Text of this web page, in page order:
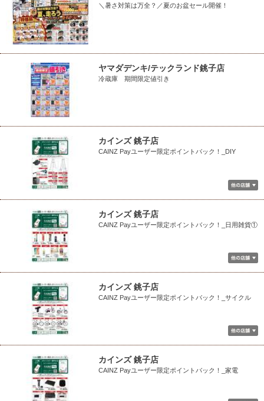
＼暑さ対策は万全？／夏のお盆セール開催！
ヤマダデンキ/テックランド銚子店
冷蔵庫 期間限定値引き
カインズ 銚子店
CAINZ Payユーザー限定ポイントバック！_DIY
カインズ 銚子店
CAINZ Payユーザー限定ポイントバック！_日用雑貨①
カインズ 銚子店
CAINZ Payユーザー限定ポイントバック！_サイクル
カインズ 銚子店
CAINZ Payユーザー限定ポイントバック！_家電